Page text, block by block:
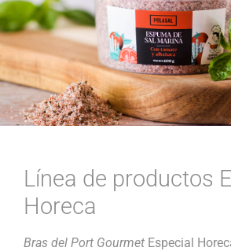
Línea de productos
Horeca
Bras del Port Gourmet Especial